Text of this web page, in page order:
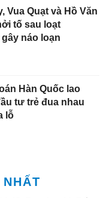
Vua Quạt và Hồ Văn
tố sau loạt
gây náo loạn
Hàn Quốc lao
tư trẻ đua nhau
lỗ